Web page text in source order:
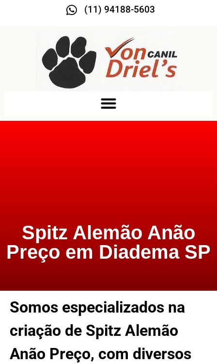
(11) 94188-5603
Spitz Alemão Anão
Preço em Diadema SP
Somos especializados na
criação de Spitz Alemão
Anão Preço, com diversos